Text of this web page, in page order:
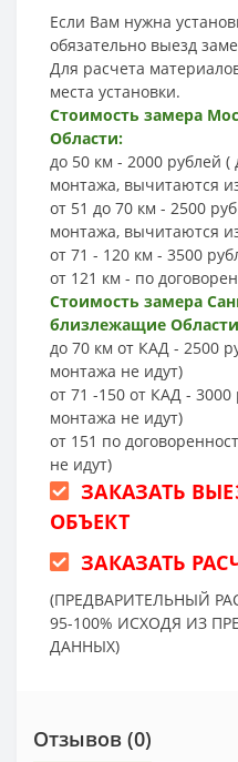
Если Вам нужна
обязательно выезд
Для расчета
места установки.
Стоимость замера
Области:
до 50 км - 2000 рублей (
монтажа, вычитаются
от 51 до 70 км - 2500
монтажа, вычитаются
от 71 - 120 км - 3500
от 121 км - по
Стоимость замера
близлежащие
до 70 км от КАД - 2500
монтажа не идут)
от 71 -150 от КАД - 3000
монтажа не идут)
от 151 по
не идут)
ЗАКАЗАТЬ
ОБЪЕКТ
ЗАКАЗАТЬ
(ПРЕДВАРИТЕЛЬНЫЙ
95-100% ИСХОДЯ ИЗ
ДАННЫХ)
Отзывов (0)